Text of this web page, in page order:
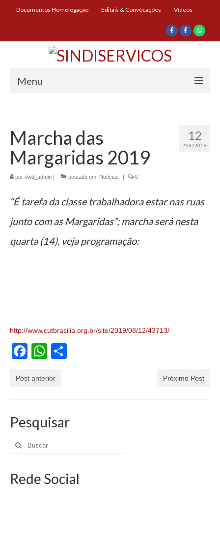
Documentos Homologação Editais & Convocações Vídeos
Menu
Diretoria
História
Impressos
Jornais
Convenções
Contato
12
AGO 2019
Marcha das
Margaridas 2019
por dwd_admin | postado em: Notícias | 0
“É tarefa da classe trabalhadora estar nas ruas
junto com as Margaridas”; marcha será nesta
quarta (14), veja programação:
http://www.cutbrasilia.org.br/site/2019/08/12/43713/
Facebook
WhatsApp
Post anterior Próximo Post
Pesquisar
Rede Social